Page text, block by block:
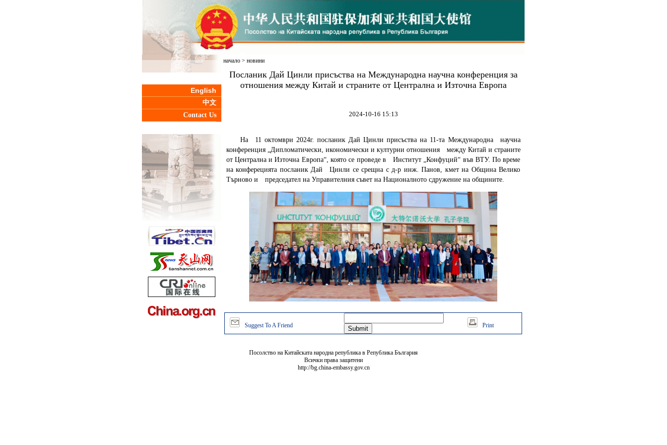
English
中文
Contact Us
начало> новини
Посланик Дай Цинли присъства на Международна научна конференция за
отношения между Китай и страните от Централна и Източна Европа
2024-10-16 15:13
На 11 октомври 2024г. посланик Дай Цинли присъства на 11-та Международна научна
конференция „Дипломатически, икономически и културни отношения между Китай и страните
от Централна и Източна Европа“, която се проведе в Институт „Конфуций“ във ВТУ. По време
на конферецията посланик Дай Цинли се срещна с д-р инж. Панов, кмет на Община Велико
Търново и председател на Управителния съвет на Националното сдружение на общините.
Suggest To A Friend Print
Посолство на Китайската народна република в Република България
Всички права защитени
http://bg.china-embassy.gov.cn